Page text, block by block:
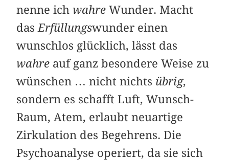
nenne ich wahreWunder. Macht
das Erfüllungswunder einen
wunschlos glücklich, lässt das
wahre auf ganz besondere Weise zu
wünschen … nicht nichts übrig,
sondern es schafft Luft, Wunsch-
Raum, Atem, erlaubt neuartige
Zirkulation des Begehrens. Die
Psychoanalyse operiert, da sie sich